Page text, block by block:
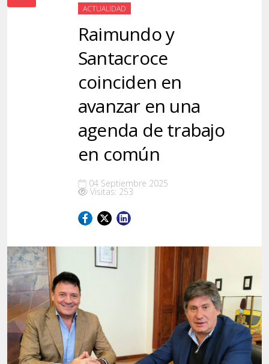
ACTUALIDAD
Raimundo y
Santacroce
coinciden en
avanzar en una
agenda de trabajo
en común
04 Septiembre 2025
Visitas: 253